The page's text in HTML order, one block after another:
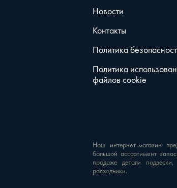
Новости
Контакты
Политика
Политика
файлов cookie
Наш интернет-магазин
большой ассортимент
продаже детали подвески,
расходники.